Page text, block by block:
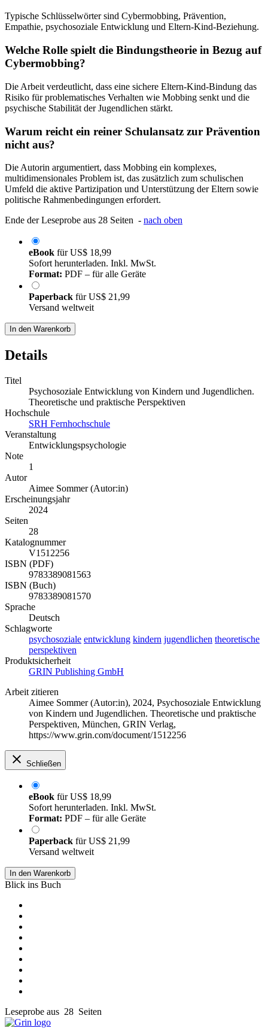
Typische Schlüsselwörter sind Cybermobbing, Prävention,
Empathie, psychosoziale Entwicklung und Eltern-Kind-Beziehung.
Welche Rolle spielt die Bindungstheorie in Bezug auf
Cybermobbing?
Die Arbeit verdeutlicht, dass eine sichere Eltern-Kind-Bindung das
Risiko für problematisches Verhalten wie Mobbing senkt und die
psychische Stabilität der Jugendlichen stärkt.
Warum reicht ein reiner Schulansatz zur Prävention
nicht aus?
Die Autorin argumentiert, dass Mobbing ein komplexes,
multidimensionales Problem ist, das zusätzlich zum schulischen
Umfeld die aktive Partizipation und Unterstützung der Eltern sowie
politische Rahmenbedingungen erfordert.
Ende der Leseprobe aus 28 Seiten - nach oben
eBook fürUS$ 18,99
Sofort herunterladen. Inkl. MwSt.
Format: PDF – für alle Geräte
Paperback fürUS$ 21,99
Versand weltweit
In den Warenkorb
Details
Titel
Psychosoziale Entwicklung von Kindern und Jugendlichen.
Theoretische und praktische Perspektiven
Hochschule
SRH Fernhochschule
Veranstaltung
Entwicklungspsychologie
Note
1
Autor
Aimee Sommer (Autor:in)
Erscheinungsjahr
2024
Seiten
28
Katalognummer
V1512256
ISBN (PDF)
9783389081563
ISBN (Buch)
9783389081570
Sprache
Deutsch
Schlagworte
psychosoziale entwicklung kindern jugendlichen theoretische
perspektiven
Produktsicherheit
GRIN Publishing GmbH
Arbeit zitieren
Aimee Sommer (Autor:in), 2024, Psychosoziale Entwicklung
von Kindern und Jugendlichen. Theoretische und praktische
Perspektiven, München, GRIN Verlag,
https://www.grin.com/document/1512256
Schließen
eBook fürUS$ 18,99
Sofort herunterladen. Inkl. MwSt.
Format: PDF – für alle Geräte
Paperback fürUS$ 21,99
Versand weltweit
In den Warenkorb
Blick ins Buch
Leseprobe aus 28 Seiten